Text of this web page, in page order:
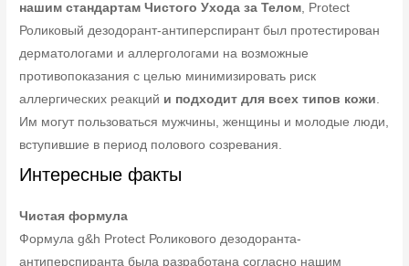
нашим стандартам Чистого Ухода за Телом, Protect
Роликовый дезодорант-антиперспирант был протестирован
дерматологами и аллергологами на возможные
противопоказания с целью минимизировать риск
аллергических реакций и подходит для всех типов кожи.
Им могут пользоваться мужчины, женщины и молодые люди,
вступившие в период полового созревания.
Интересные факты
Чистая формула
Формула g&h Protect Роликового дезодоранта-
антиперспиранта была разработана согласно нашим